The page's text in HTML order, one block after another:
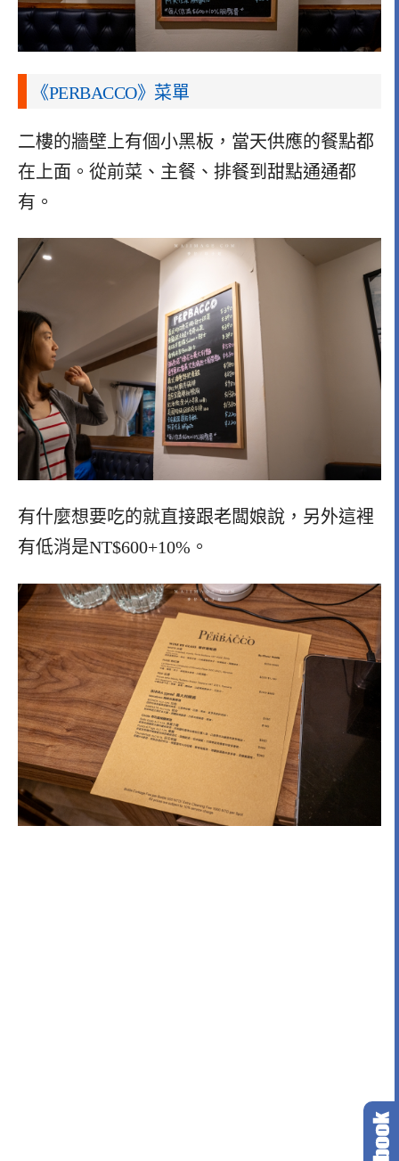
《PERBACCO》菜單
二樓的牆壁上有個小黑板，當天供應的餐點都
在上面。從前菜、主餐、排餐到甜點通通都
有。
有什麼想要吃的就直接跟老闆娘說，另外這裡
有低消是NT$600+10%。